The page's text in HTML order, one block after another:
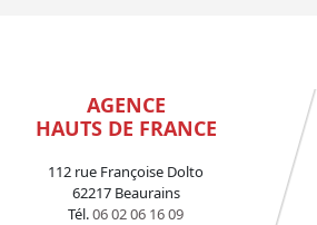
AGENCE
HAUTS DE FRANCE
112 rue Françoise Dolto
62217 Beaurains
Tél.06 02 06 16 09